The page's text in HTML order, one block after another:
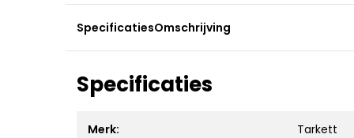
SpecificatiesOmschrijving
Specificaties
Merk: Tarkett